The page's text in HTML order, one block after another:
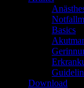
Basics
Download